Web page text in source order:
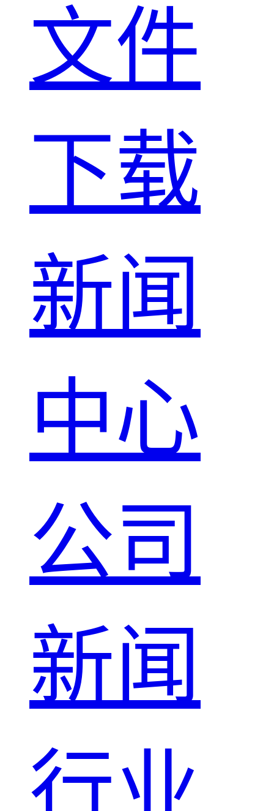
文件
下载
新闻
中心
公司
新闻
行业